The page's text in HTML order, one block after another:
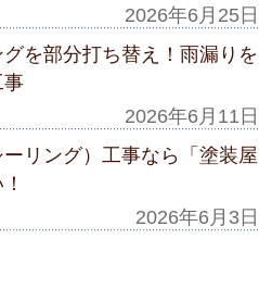
2026年6月25日
を部分打ち替え！雨漏りを
事
2026年6月11日
リング）工事なら「塗装屋
2026年6月3日